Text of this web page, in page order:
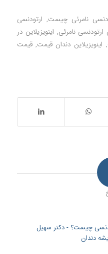
نامرئی چیست, ارتودنسی
ارتودنسی نامرئی, اینویزیلاین در
, اینویزیلاین دندان قیمت,قیمت
چیست؟ - دكتر سهیل
دندان